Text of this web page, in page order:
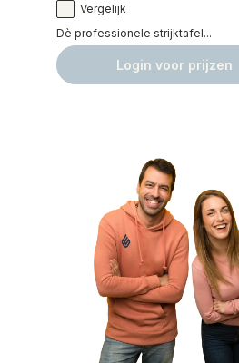
Vergelijk
Dè professionele strijktafel...
Login voor prijzen